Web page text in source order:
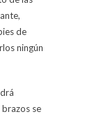
de
ningún
se